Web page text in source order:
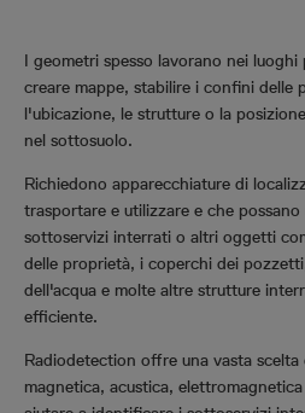
I geometri spesso lavorano nei
creare mappe, stabilire i confini delle
l'ubicazione, le strutture o la
nel sottosuolo.
Richiedono apparecchiature di
trasportare e utilizzare e che
sottoservizi interrati o altri oggetti
delle proprietà, i coperchi dei
dell'acqua e molte altre strutture
efficiente.
Radiodetection offre una vasta
magnetica, acustica,